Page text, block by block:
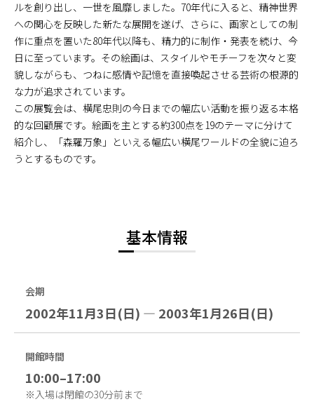
ルを創り出し、一世を風靡しました。70年代に入ると、精神世界
への関心を反映した新たな展開を遂げ、さらに、画家としての制
作に重点を置いた80年代以降も、精力的に制作・発表を続け、今
日に至っています。その絵画は、スタイルやモチーフを次々と変
貌しながらも、つねに感情や記憶を直接喚起させる芸術の根源的
な力が追求されています。
この展覧会は、横尾忠則の今日までの幅広い活動を振り返る本格
的な回顧展です。絵画を主とする約300点を19のテーマに分けて
紹介し、「森羅万象」といえる幅広い横尾ワールドの全貌に迫ろ
うとするものです。
基本情報
会期
2002年11月3日(日) — 2003年1月26日(日)
開館時間
10:00–17:00
※入場は閉館の30分前まで